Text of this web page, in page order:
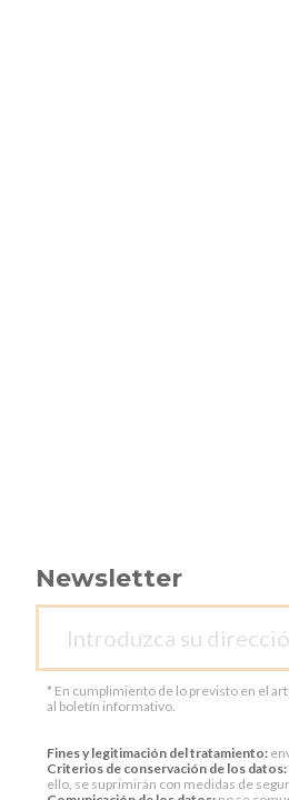
Newsletter
* En cumplimiento de lo previsto en el
al boletín informativo.
Fines y legitimación del tratamiento:
Criterios de conservación de los datos:
ello, se suprimirán con medidas de